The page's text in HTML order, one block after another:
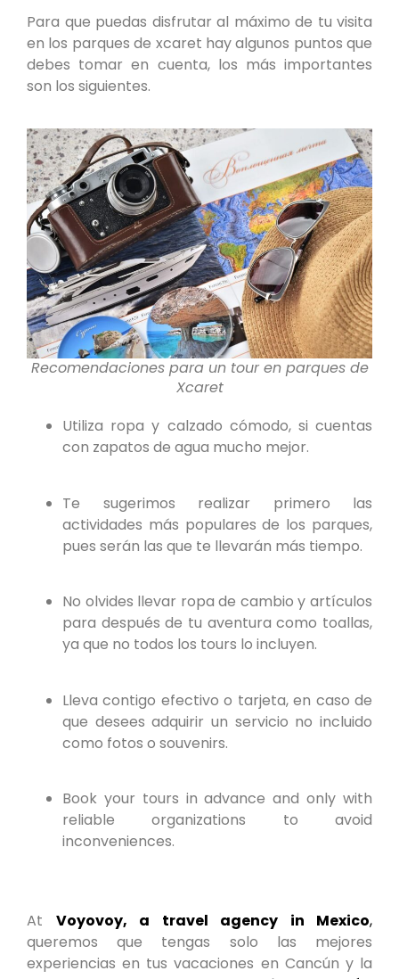
Para que puedas disfrutar al máximo de tu visita
en los parques de xcaret hay algunos puntos que
debes tomar en cuenta, los más importantes
son los siguientes.
Recomendaciones para un tour en parques de
Xcaret
Utiliza ropa y calzado cómodo, si cuentas
con zapatos de agua mucho mejor.
Te sugerimos realizar primero las
actividades más populares de los parques,
pues serán las que te llevarán más tiempo.
No olvides llevar ropa de cambio y artículos
para después de tu aventura como toallas,
ya que no todos los tours lo incluyen.
Lleva contigo efectivo o tarjeta, en caso de
que desees adquirir un servicio no incluido
como fotos o souvenirs.
Book your tours in advance and only with
reliable organizations to avoid
inconveniences.
At Voyovoy, a travel agency in Mexico,
queremos que tengas solo las mejores
experiencias en tus vacaciones en Cancún y la